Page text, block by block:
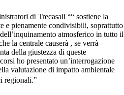
di Trecasali ““ sostiene la
e pienamente condivisibili, soprattutto
atmosferico in tutto il
la centrale causerà , se verrà
della giustezza di queste
ho presentato un’interrogazione
valutazione di impatto ambientale